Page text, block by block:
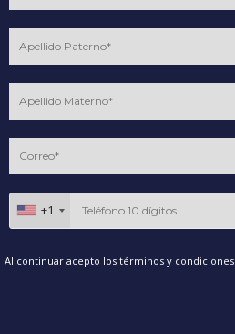
+1
Al continuar acepto los términos y condiciones